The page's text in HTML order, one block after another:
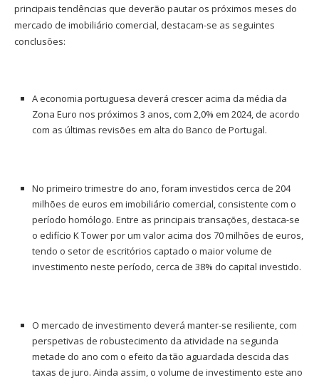
principais tendências que deverão pautar os próximos meses do
mercado de imobiliário comercial, destacam-se as seguintes
conclusões:
A economia portuguesa deverá crescer acima da média da
Zona Euro nos próximos 3 anos, com 2,0% em 2024, de acordo
com as últimas revisões em alta do Banco de Portugal.
No primeiro trimestre do ano, foram investidos cerca de 204
milhões de euros em imobiliário comercial, consistente com o
período homólogo. Entre as principais transações, destaca-se
o edifício K Tower por um valor acima dos 70 milhões de euros,
tendo o setor de escritórios captado o maior volume de
investimento neste período, cerca de 38% do capital investido.
O mercado de investimento deverá manter-se resiliente, com
perspetivas de robustecimento da atividade na segunda
metade do ano com o efeito da tão aguardada descida das
taxas de juro. Ainda assim, o volume de investimento este ano